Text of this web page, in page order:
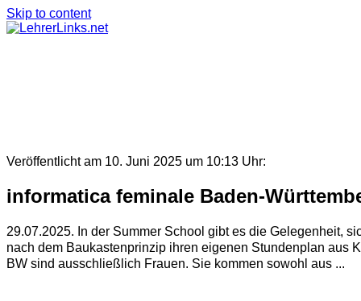
Skip to content
Veröffentlicht am 10. Juni 2025 um 10:13 Uhr:
informatica feminale Baden-
29.07.2025. In der Summer School gibt es die Gelegenheit,
nach dem Baukastenprinzip ihren eigenen Stundenplan aus
BW sind ausschließlich Frauen. Sie kommen sowohl aus ...